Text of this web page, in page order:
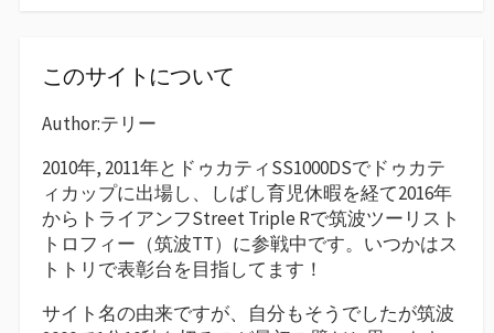
このサイトについて
Author:テリー
2010年, 2011年とドゥカティSS1000DSでドゥカテ
ィカップに出場し、しばし育児休暇を経て2016年
からトライアンフStreet Triple Rで筑波ツーリスト
トロフィー（筑波TT）に参戦中です。いつかはス
トトリで表彰台を目指してます！
サイト名の由来ですが、自分もそうでしたが筑波